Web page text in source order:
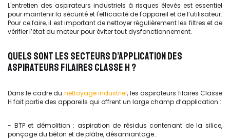
L'entretien des aspirateurs industriels à risques élevés est essentiel
pour maintenir la sécurité et l'efficacité de l'appareil et de l’utilisateur.
Pour ce faire, il est important de nettoyer régulièrement les filtres et de
vérifier l’état du moteur pour éviter tout dysfonctionnement.
QUELS SONT LES SECTEURS D’APPLICATION DES
ASPIRATEURS FILAIRES CLASSE H ?
Dans le cadre du nettoyage industriel, les aspirateurs filaires Classe
H fait partie des appareils qui offrent un large champ d’application :
- BTP et démolition : aspiration de résidus contenant de la silice,
ponçage du béton et de plâtre, désamiantage…